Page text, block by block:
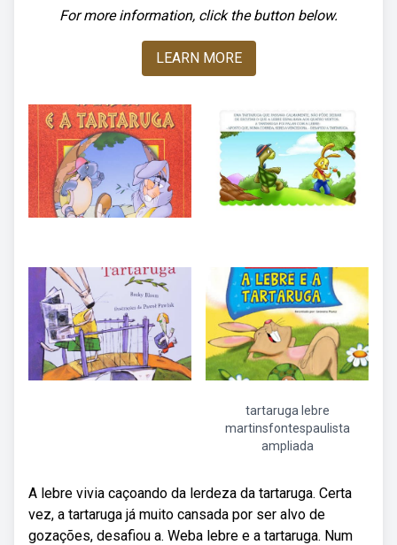
For more information, click the button below.
LEARN MORE
tartaruga lebre
martinsfontespaulista
ampliada
A lebre vivia caçoando da lerdeza da tartaruga. Certa
vez, a tartaruga já muito cansada por ser alvo de
gozações, desafiou a. Weba lebre e a tartaruga. Num